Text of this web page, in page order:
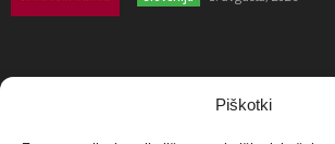
Piškotki
NAJBOLJ KOMENTIRANO